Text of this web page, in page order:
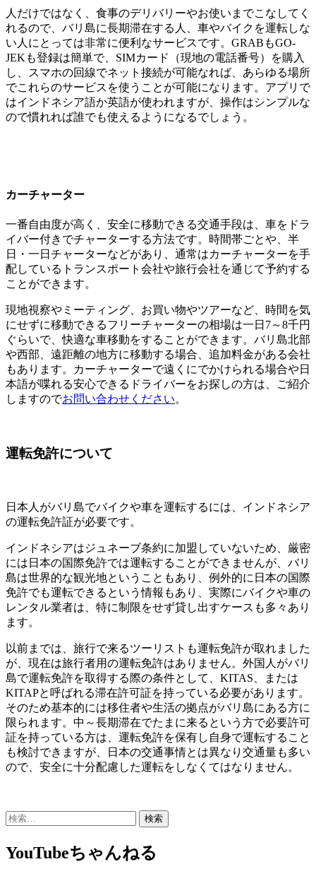
人だけではなく、食事のデリバリーやお使いまでこなしてく
れるので、バリ島に長期滞在する人、車やバイクを運転しな
い人にとっては非常に便利なサービスです。GRABもGO-
JEKも登録は簡単で、SIMカード（現地の電話番号）を購入
し、スマホの回線でネット接続が可能なれば、あらゆる場所
でこれらのサービスを使うことが可能になります。アプリで
はインドネシア語か英語が使われますが、操作はシンプルな
ので慣れれば誰でも使えるようになるでしょう。
カーチャーター
一番自由度が高く、安全に移動できる交通手段は、車をドラ
イバー付きでチャーターする方法です。時間帯ごとや、半
日・一日チャーターなどがあり、通常はカーチャーターを手
配しているトランスポート会社や旅行会社を通じて予約する
ことができます。
現地視察やミーティング、お買い物やツアーなど、時間を気
にせずに移動できるフリーチャーターの相場は一日7～8千円
ぐらいで、快適な車移動をすることができます。バリ島北部
や西部、遠距離の地方に移動する場合、追加料金がある会社
もあります。カーチャーターで遠くにでかけられる場合や日
本語が喋れる安心できるドライバーをお探しの方は、ご紹介
しますのでお問い合わせください。
運転免許について
日本人がバリ島でバイクや車を運転するには、インドネシア
の運転免許証が必要です。
インドネシアはジュネーブ条約に加盟していないため、厳密
には日本の国際免許では運転することができませんが、バリ
島は世界的な観光地ということもあり、例外的に日本の国際
免許でも運転できるという情報もあり、実際にバイクや車の
レンタル業者は、特に制限をせず貸し出すケースも多々あり
ます。
以前までは、旅行で来るツーリストも運転免許が取れました
が、現在は旅行者用の運転免許はありません。外国人がバリ
島で運転免許を取得する際の条件として、KITAS、または
KITAPと呼ばれる滞在許可証を持っている必要があります。
そのため基本的には移住者や生活の拠点がバリ島にある方に
限られます。中～長期滞在でたまに来るという方で必要許可
証を持っている方は、運転免許を保有し自身で運転すること
も検討できますが、日本の交通事情とは異なり交通量も多い
ので、安全に十分配慮した運転をしなくてはなりません。
検
YouTubeちゃんねる